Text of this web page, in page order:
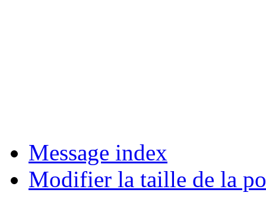
Message index
Modifier la taille de la